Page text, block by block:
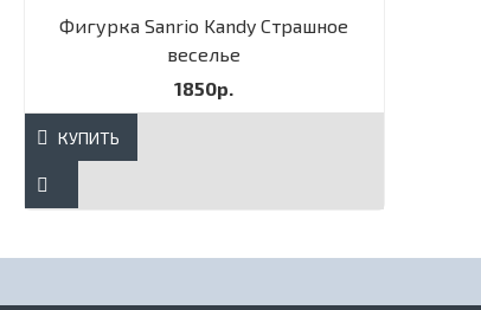
Фигурка Sanrio Kandy Страшное
веселье
1850р.
КУПИТЬ